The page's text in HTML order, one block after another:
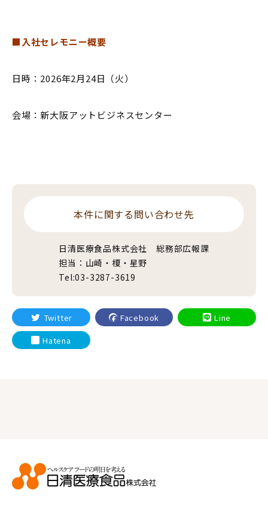
■入社セレモニー概要
日時：2026年2月24日（火）
会場：新大阪アットビジネスセンター
本件に関する問い合わせ先
日清医療食品株式会社 総務部広報課
担当：山崎・榎・星野
Tel:03-3287-3619
Twitter Facebook
Line
Hatena